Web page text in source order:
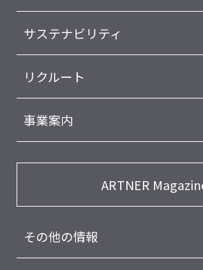
サステナビリティ
リクルート
事業案内
ARTNER
その他の情報